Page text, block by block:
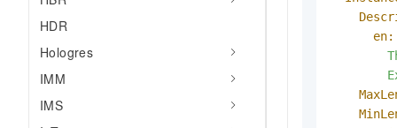
HDR
Hologres
IMM
IMS
en: